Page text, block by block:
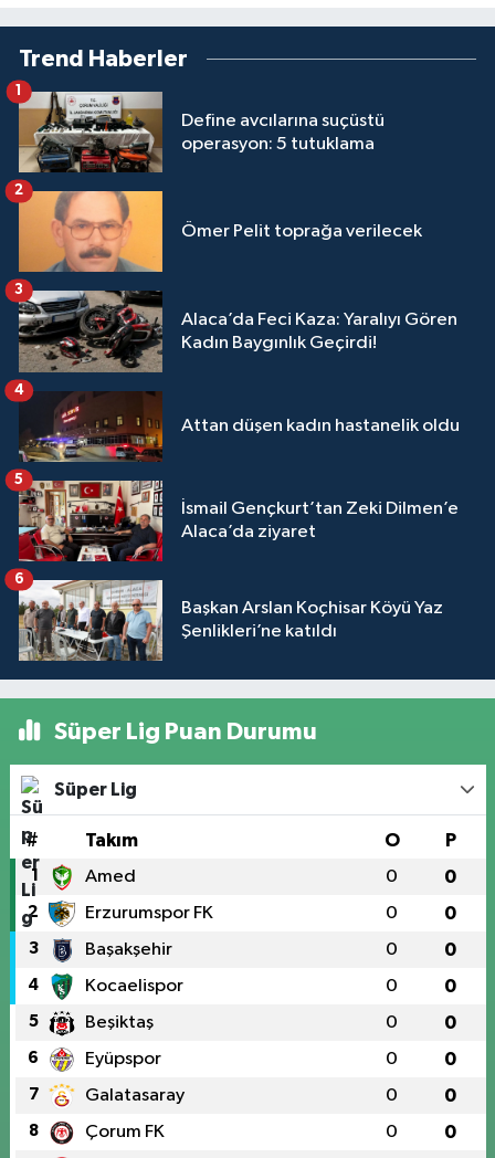
Trend Haberler
Define avcılarına suçüstü
operasyon: 5 tutuklama
Ömer Pelit toprağa verilecek
2
Alaca’da Feci Kaza: Yaralıyı Gören
Kadın Baygınlık Geçirdi!
3
Attan düşen kadın hastanelik oldu
4
İsmail Gençkurt’tan Zeki Dilmen’e
Alaca’da ziyaret
5
Başkan Arslan Koçhisar Köyü Yaz
Şenlikleri’ne katıldı
6
Süper Lig Puan Durumu
Süper Lig
# Takım O P
1 Amed 0 0
2 Erzurumspor FK 0 0
3 Başakşehir 0 0
4 Kocaelispor 0 0
5 Beşiktaş 0 0
6 Eyüpspor 0 0
7 Galatasaray 0 0
8 Çorum FK 0 0